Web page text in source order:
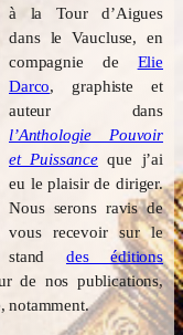
à la Tour d’Aigues
dans le Vaucluse, en
compagnie de Elie
Darco, graphiste et
auteur dans
l’Anthologie Pouvoir
et Puissanceque j’ai
eu le plaisir de diriger.
Nous serons ravis de
vous recevoir sur le
stand des éditions
de nos publications,
notamment.